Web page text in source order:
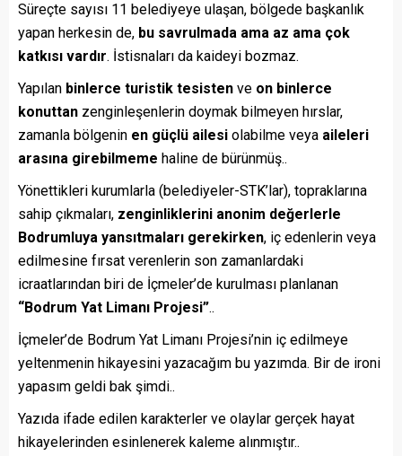
Süreçte sayısı 11 belediyeye ulaşan, bölgede başkanlık
yapan herkesin de, bu savrulmada ama az ama çok
katkısı vardır. İstisnaları da kaideyi bozmaz.
Yapılan binlerce turistik tesisten ve on binlerce
konuttan zenginleşenlerin doymak bilmeyen hırslar,
zamanla bölgenin en güçlü ailesi olabilme veya aileleri
arasına girebilmeme haline de bürünmüş..
Yönettikleri kurumlarla (belediyeler-STK’lar), topraklarına
sahip çıkmaları, zenginliklerini anonim değerlerle
Bodrumluya yansıtmaları gerekirken, iç edenlerin veya
edilmesine fırsat verenlerin son zamanlardaki
icraatlarından biri de İçmeler’de kurulması planlanan
“Bodrum Yat Limanı Projesi”..
İçmeler’de Bodrum Yat Limanı Projesi’nin iç edilmeye
yeltenmenin hikayesini yazacağım bu yazımda. Bir de ironi
yapasım geldi bak şimdi..
Yazıda ifade edilen karakterler ve olaylar gerçek hayat
hikayelerinden esinlenerek kaleme alınmıştır..